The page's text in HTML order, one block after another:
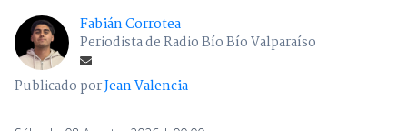
Fabián Corrotea
Periodista de Radio Bío Bío Valparaíso
Publicado porJean Valencia